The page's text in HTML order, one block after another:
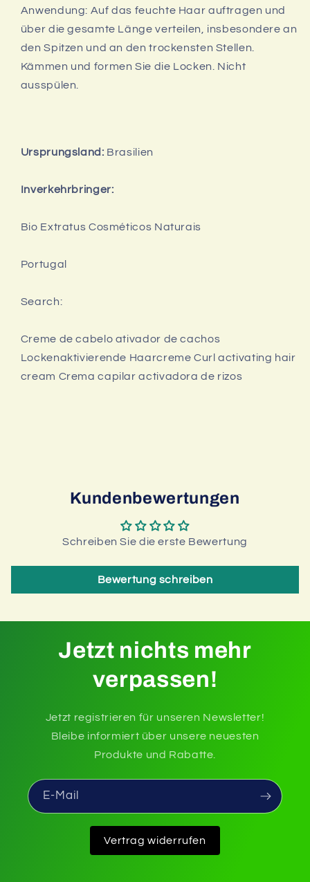
Anwendung: Auf das feuchte Haar auftragen und
über die gesamte Länge verteilen, insbesondere an
den Spitzen und an den trockensten Stellen.
Kämmen und formen Sie die Locken. Nicht
ausspülen.
Ursprungsland: Brasilien
Inverkehrbringer:
Bio Extratus Cosméticos Naturais
Portugal
Search:
Creme de cabelo ativador de cachos
Lockenaktivierende Haarcreme Curl activating hair
cream Crema capilar activadora de rizos
Kundenbewertungen
Schreiben Sie die erste Bewertung
Bewertung schreiben
Jetzt nichts mehr
verpassen!
Jetzt registrieren für unseren Newsletter!
Bleibe informiert über unsere neuesten
Produkte und Rabatte.
E-Mail
Vertrag widerrufen